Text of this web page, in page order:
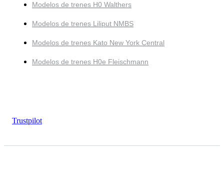
Modelos de trenes H0 Walthers
Modelos de trenes Liliput NMBS
Modelos de trenes Kato New York Central
Modelos de trenes H0e Fleischmann
Trustpilot